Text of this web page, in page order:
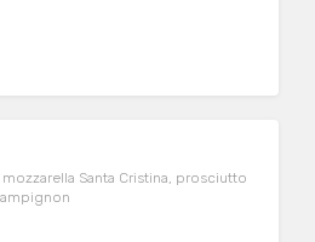
Santa Cristina, prosciutto